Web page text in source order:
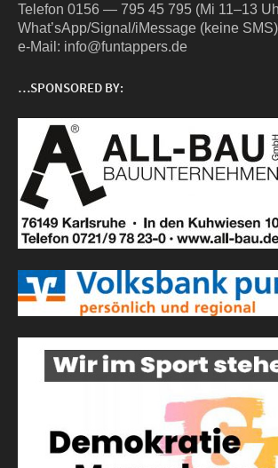
Tele­fon 0156 — 795 45 795 (Mi 11–13
What’sApp/Signal/iMessage (kei­ne
e‑Mail: info@funtappers.de
…SPONSORED BY: